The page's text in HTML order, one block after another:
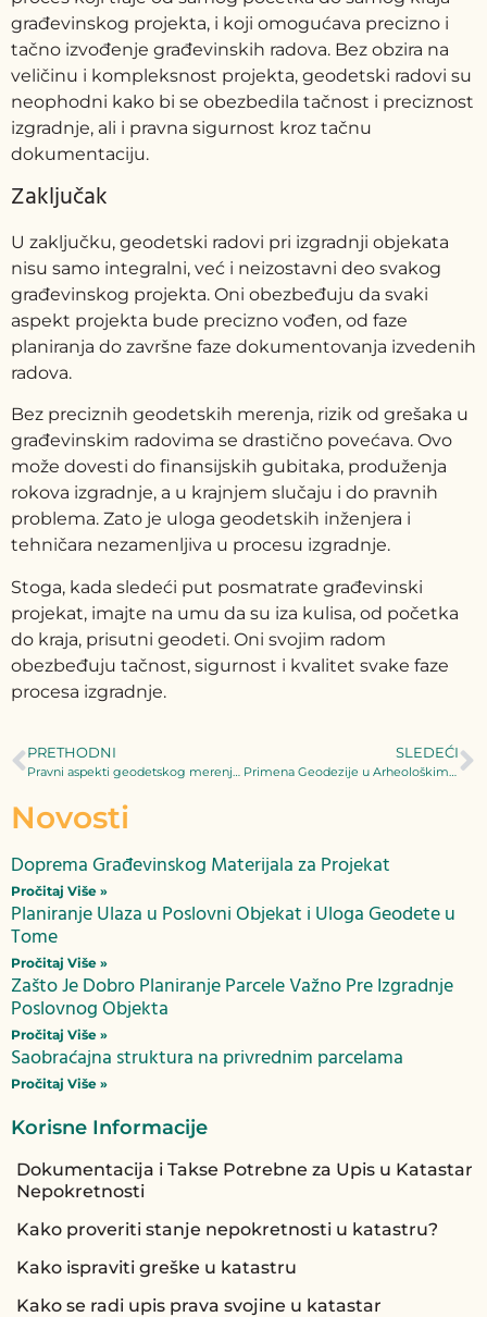
građevinskog projekta, i koji omogućava precizno i
tačno izvođenje građevinskih radova. Bez obzira na
veličinu i kompleksnost projekta, geodetski radovi su
neophodni kako bi se obezbedila tačnost i preciznost
izgradnje, ali i pravna sigurnost kroz tačnu
dokumentaciju.
Zaključak
U zaključku, geodetski radovi pri izgradnji objekata
nisu samo integralni, već i neizostavni deo svakog
građevinskog projekta. Oni obezbeđuju da svaki
aspekt projekta bude precizno vođen, od faze
planiranja do završne faze dokumentovanja izvedenih
radova.
Bez preciznih geodetskih merenja, rizik od grešaka u
građevinskim radovima se drastično povećava. Ovo
može dovesti do finansijskih gubitaka, produženja
rokova izgradnje, a u krajnjem slučaju i do pravnih
problema. Zato je uloga geodetskih inženjera i
tehničara nezamenljiva u procesu izgradnje.
Stoga, kada sledeći put posmatrate građevinski
projekat, imajte na umu da su iza kulisa, od početka
do kraja, prisutni geodeti. Oni svojim radom
obezbeđuju tačnost, sigurnost i kvalitet svake faze
procesa izgradnje.
PRETHODNI
Pravni aspekti geodetskog merenja i katastarske evidencije u Srbiji
SLEDEĆI
Primena Geodezije u Arheološkim Istraživanjima
Novosti
Doprema Građevinskog Materijala za Projekat
Pročitaj Više »
Planiranje Ulaza u Poslovni Objekat i Uloga Geodete u
Tome
Pročitaj Više »
Zašto Je Dobro Planiranje Parcele Važno Pre Izgradnje
Poslovnog Objekta
Pročitaj Više »
Saobraćajna struktura na privrednim parcelama
Pročitaj Više »
Korisne Informacije
Dokumentacija i Takse Potrebne za Upis u Katastar
Nepokretnosti
Kako proveriti stanje nepokretnosti u katastru?
Kako ispraviti greške u katastru
Kako se radi upis prava svojine u katastar